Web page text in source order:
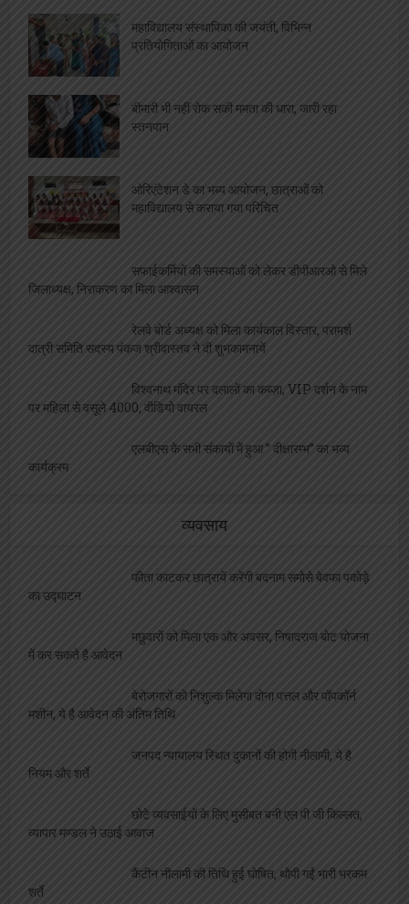
महाविद्यालय संस्थापिका की जयंती, विभिन्न
प्रतियोगिताओं का आयोजन
बीमारी भी नहीं रोक सकी ममता की धारा, जारी रहा
स्तनपान
ओरिएंटेशन डे का भब्य आयोजन, छात्राओं को
महाविद्यालय से कराया गया परिचित
सफाईकर्मियों की समस्याओं को लेकर डीपीआरओ से मिले
जिलाध्यक्ष, निराकरण का मिला आश्वासन
रेलवे बोर्ड अध्यक्ष को मिला कार्यकाल विस्तार, परामर्श
दात्री समिति सदस्य पंकज श्रीवास्तव ने दी शुभकामनायें
विश्वनाथ मंदिर पर दलालों का कब्ज़ा, VIP दर्शन के नाम
पर महिला से वसूले 4000, वीडियो वायरल
एलबीएस के सभी संकायों में हुआ ” दीक्षारम्भ” का भव्य
कार्यक्रम
व्यवसाय
फीता काटकर छात्रायें करेंगी बदनाम समोसे बेवफा पकोड़े
का उद्घाटन
मछुवारों को मिला एक और अवसर, निषादराज बोट योजना
में कर सकते है आवेदन
बेरोजगारों को निशुल्क मिलेगा दोना पत्तल और पॉपकॉर्न
मशीन, ये है आवेदन की अंतिम तिथि
जनपद न्यायालय स्थित दुकानों की होगी नीलामी, ये है
नियम और शर्ते
छोटे व्यवसाईयों के लिए मुसीबत बनी एल पी जी किल्लत,
व्यापार मण्डल ने उठाई आवाज
कैंटीन नीलामी की तिथि हुई घोषित, थोपी गईं भारी भरकम
शर्ते